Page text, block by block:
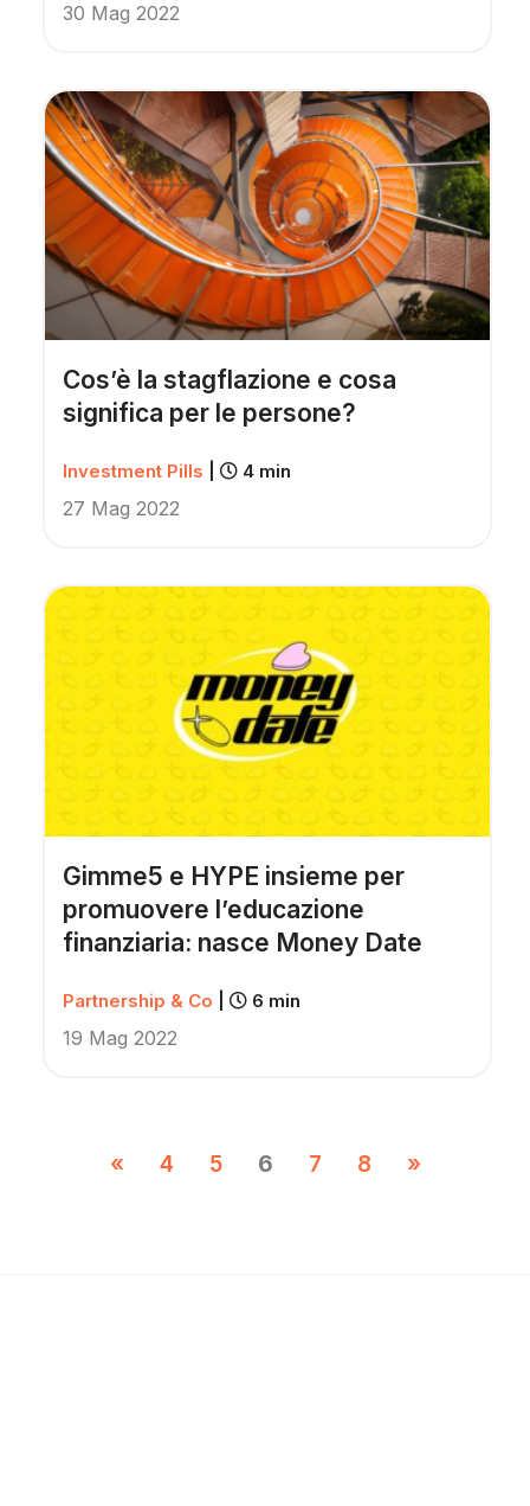
30 Mag 2022
Cos’è la stagflazione e cosa
significa per le persone?
Investment Pills 4 min
27 Mag 2022
Gimme5 e HYPE insieme per
promuovere l’educazione
finanziaria: nasce Money Date
Partnership & Co 6 min
19 Mag 2022
« 4 5 6 7 8 »